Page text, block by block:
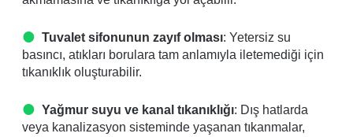
Tuvalet sifonunun zayıf olması: Yetersiz su
basıncı, atıkları borulara tam anlamıyla iletemediği için
tıkanıklık oluşturabilir.
Yağmur suyu ve kanal tıkanıklığı: Dış hatlarda
veya kanalizasyon sisteminde yaşanan tıkanmalar,